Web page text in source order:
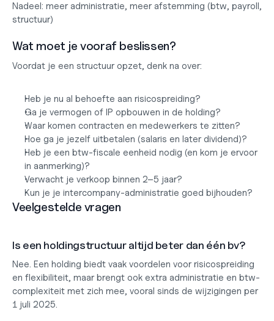
Nadeel: meer administratie, meer afstemming (btw, payroll,
structuur)
Wat moet je vooraf beslissen?
Voordat je een structuur opzet, denk na over:
Heb je nu al behoefte aan risicospreiding?
Ga je vermogen of IP opbouwen in de holding?
Waar komen contracten en medewerkers te zitten?
Hoe ga je jezelf uitbetalen (salaris en later dividend)?
Heb je een btw-fiscale eenheid nodig (en kom je ervoor
in aanmerking)?
Verwacht je verkoop binnen 2–5 jaar?
Kun je je intercompany-administratie goed bijhouden?
Veelgestelde vragen
Is een holdingstructuur altijd beter dan één bv?
Nee. Een holding biedt vaak voordelen voor risicospreiding
en flexibiliteit, maar brengt ook extra administratie en btw-
complexiteit met zich mee, vooral sinds de wijzigingen per
1 juli 2025.